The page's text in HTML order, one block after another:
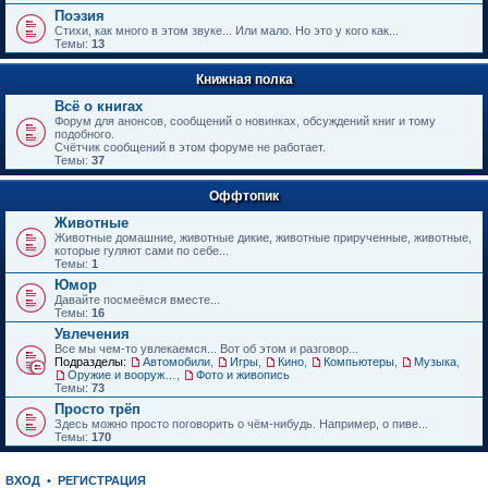
е
н
и
ю
Поэзия
Стихи, как много в этом звуке... Или мало. Но это у кого как...
Темы: 13
Книжная полка
Всё о книгах
Форум для анонсов, сообщений о новинках, обсуждений книг и тому
подобного.
Счётчик сообщений в этом форуме не работает.
Темы: 37
Оффтопик
Животные
Животные домашние, животные дикие, животные прирученные, животные,
которые гуляют сами по себе...
Темы: 1
Юмор
Давайте посмеёмся вместе...
Темы: 16
Увлечения
Все мы чем-то увлекаемся... Вот об этом и разговор...
Подразделы:
Автомобили Игры Кино Компьютеры Музыка
Фото и живопись
Темы: 73
Просто трёп
Здесь можно просто поговорить о чём-нибудь. Например, о пиве...
Темы: 170
ВХОД • РЕГИСТРАЦИЯ